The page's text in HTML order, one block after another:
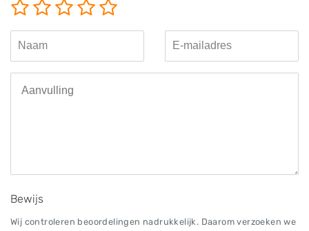
Bewijs
Wij controleren beoordelingen nadrukkelijk. Daarom verzoeken we